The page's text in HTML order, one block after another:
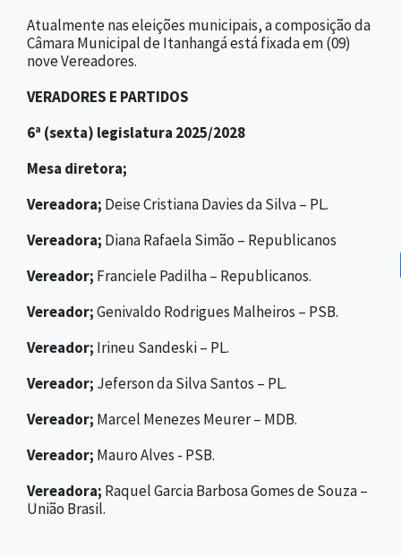
Atualmente nas eleições municipais, a composição da
Câmara Municipal de Itanhangá está fixada em (09)
nove Vereadores.
VERADORES E PARTIDOS
6ª (sexta) legislatura 2025/2028
Mesa diretora;
Vereadora; Deise Cristiana Davies da Silva – PL.
Vereadora; Diana Rafaela Simão – Republicanos
Vereador; Franciele Padilha – Republicanos.
Vereador;Genivaldo Rodrigues Malheiros – PSB.
Vereador; Irineu Sandeski – PL.
Vereador; Jeferson da Silva Santos – PL.
Vereador; Marcel Menezes Meurer – MDB.
Vereador; Mauro Alves - PSB.
Vereadora; Raquel Garcia Barbosa Gomes de Souza –
União Brasil.